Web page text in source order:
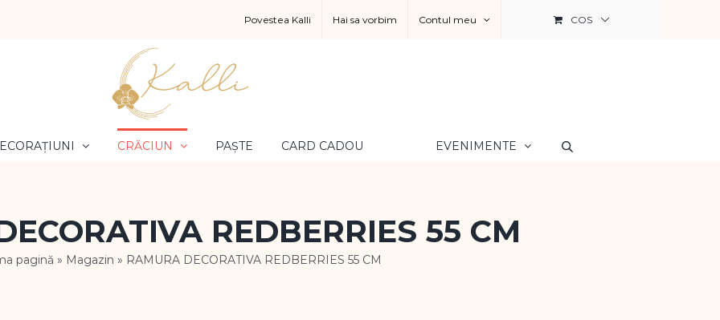
Povestea Kalli Hai sa vorbim Contul meu COS
CRĂCIUN PAȘTE CARD CADOU EVENIMENTE
REDBERRIES 55 CM
pagină » Magazin » RAMURA DECORATIVA REDBERRIES 55 CM